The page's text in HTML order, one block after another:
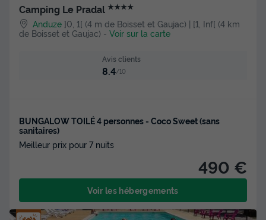
Camping Le Pradal ★★★★
Anduze ]0, 1[ (4 m de Boisset et Gaujac) | [1, Inf[ (4 km
de Boisset et Gaujac) - Voir sur la carte
Avis clients
8.4/10
BUNGALOW TOILÉ 4 personnes - Coco Sweet (sans
sanitaires)
Meilleur prix pour 7 nuits
490 €
Voir les hébergements